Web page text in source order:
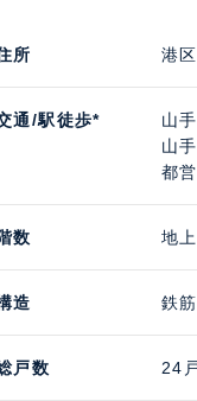
所 港
通/駅徒歩*
山
山
都
数 地
造 鉄
戸数 24